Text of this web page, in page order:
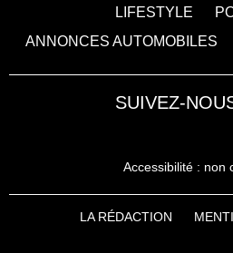
LIFESTYLE
ANNONCES AUTOMOBILES
SUIVEZ-
Accessibilité : non
LA RÉDACTION